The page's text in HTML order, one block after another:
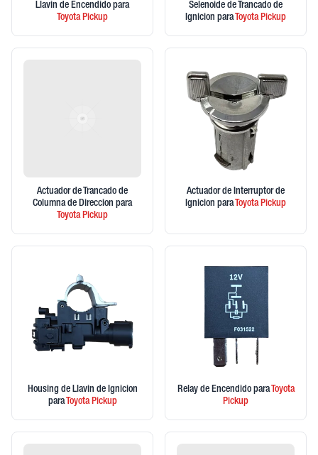
Llavin de Encendido para
ToyotaPickup
Selenoide de Trancado de
Ignicion para ToyotaPickup
Actuador de Trancado de
Columna de Direccion para
ToyotaPickup
Actuador de Interruptor de
Ignicion para ToyotaPickup
Housing de Llavin de Ignicion
para ToyotaPickup
Relay de Encendido para Toyota
Pickup